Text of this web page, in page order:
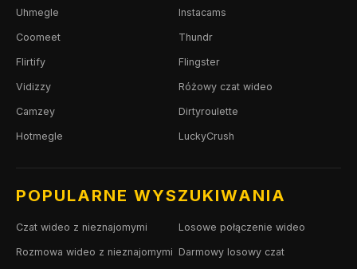
Uhmegle Instacams
Coomeet Thundr
Flirtify Flingster
Vidizzy Różowy czat wideo
Camzey Dirtyroulette
Hotmegle LuckyCrush
POPULARNE WYSZUKIWANIA
Czat wideo z nieznajomymi Losowe połączenie wideo
Rozmowa wideo z nieznajomymi Darmowy losowy czat